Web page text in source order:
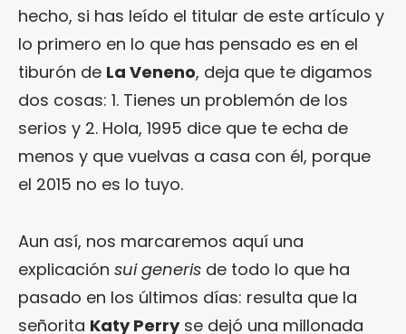
hecho, si has leído el titular de este artículo y
lo primero en lo que has pensado es en el
tiburón de La Veneno, deja que te digamos
dos cosas: 1. Tienes un problemón de los
serios y 2. Hola, 1995 dice que te echa de
menos y que vuelvas a casa con él, porque
el 2015 no es lo tuyo.
Aun así, nos marcaremos aquí una
explicación sui generis de todo lo que ha
pasado en los últimos días: resulta que la
señorita Katy Perryse dejó una millonada